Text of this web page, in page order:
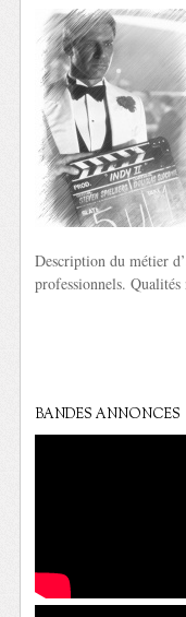
Description du métier
professionnels. Qualités
BANDES ANNONCES